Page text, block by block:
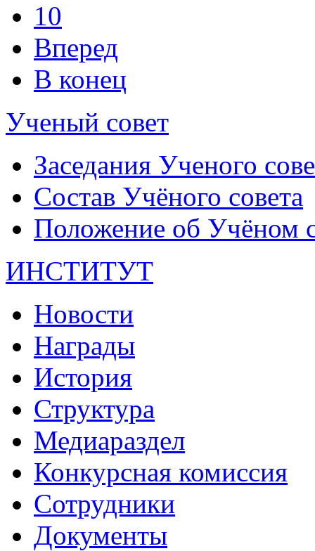
10
Вперед
В конец
Ученый совет
Заседания Ученого
Состав Учёного совета
Положение об Учёном
ИНСТИТУТ
Новости
Награды
История
Структура
Медиараздел
Конкурсная комиссия
Сотрудники
Документы